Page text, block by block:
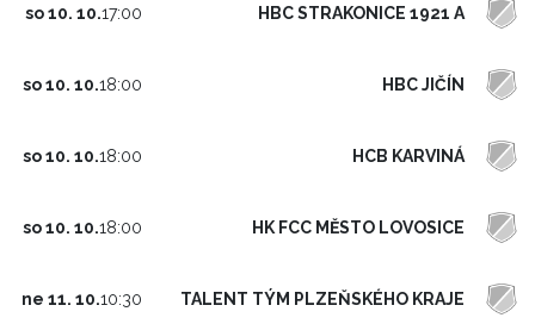
so 10. 10.17:00 HBC STRAKONICE 1921 A
so 10. 10.18:00 HBC JIČÍN
so 10. 10.18:00 HCB KARVINÁ
so 10. 10.18:00 HK FCC MĚSTO LOVOSICE
ne 11. 10.10:30 TALENT TÝM PLZEŇSKÉHO KRAJE